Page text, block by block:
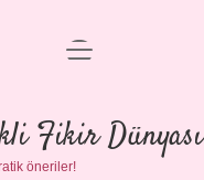
Anasayfa
Gizlilik Politikası
Yasal Uyarı
menüyü
Fikir Dünyası
öneriler!